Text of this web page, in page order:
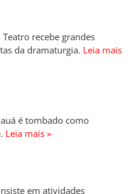
recebe grandes
da dramaturgia. Leia mais
é tombado como
Leia mais »
em atividades